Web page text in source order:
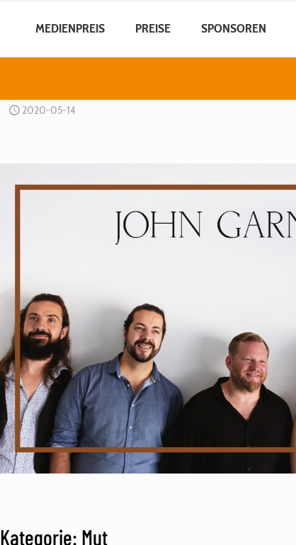
MEDIENPREIS PREISE SPONSOREN
2020-05-14
Kategorie: Mut